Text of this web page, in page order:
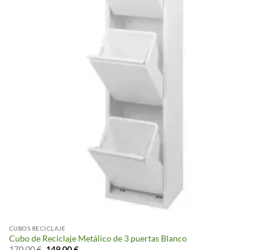
CUBOS RECICLAJE
Cubo de Reciclaje Metálico de 3 puertas Blanco